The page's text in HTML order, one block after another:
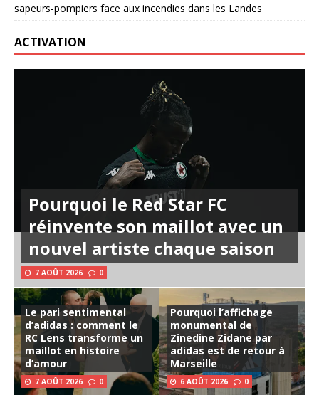
sapeurs-pompiers face aux incendies dans les Landes
ACTIVATION
Pourquoi le Red Star FC
réinvente son maillot avec un
nouvel artiste chaque saison
7 AOÛT 2026 0
Le pari sentimental
d’adidas : comment le
RC Lens transforme un
maillot en histoire
d’amour
7 AOÛT 2026 0
Pourquoi l’affichage
monumental de
Zinedine Zidane par
adidas est de retour à
Marseille
6 AOÛT 2026 0